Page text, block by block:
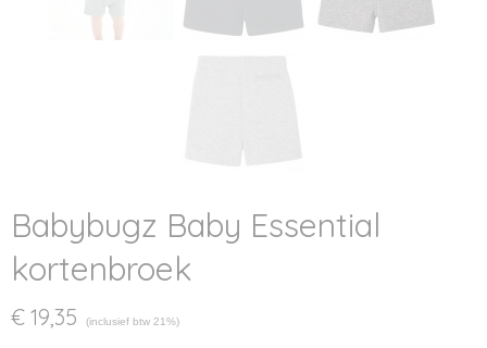
Babybugz Baby Essential
kortenbroek
€ 19,35 (inclusief btw 21%)